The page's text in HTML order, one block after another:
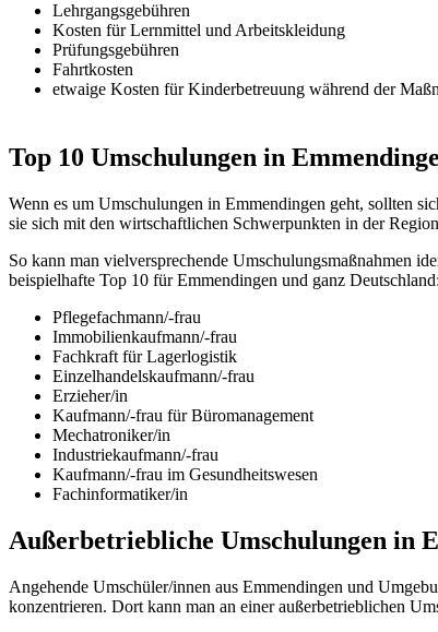
Lehrgangsgebühren
Kosten für Lernmittel und Arbeitskleidung
Prüfungsgebühren
Fahrtkosten
etwaige Kosten für Kinderbetreuung während der
Top 10 Umschulungen in
Wenn es um Umschulungen in Emmendingen geht, sollten
sie sich mit den wirtschaftlichen Schwerpunkten in der
So kann man vielversprechende Umschulungsmaßnahmen
beispielhafte Top 10 für Emmendingen und ganz Deutschland:
Pflegefachmann/-frau
Immobilienkaufmann/-frau
Fachkraft für Lagerlogistik
Einzelhandelskaufmann/-frau
Erzieher/in
Kaufmann/-frau für Büromanagement
Mechatroniker/in
Industriekaufmann/-frau
Kaufmann/-frau im Gesundheitswesen
Fachinformatiker/in
Außerbetriebliche Umschulungen in
Angehende Umschüler/innen aus Emmendingen und
konzentrieren. Dort kann man an einer außerbetrieblichen